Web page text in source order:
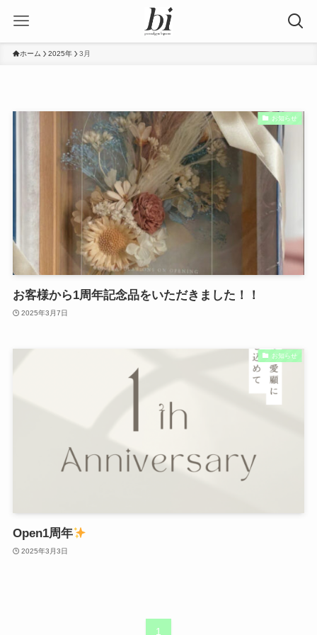
ホーム 2025年 3月
お知らせ
お客様から1周年記念品をいただきました！！
2025年3月7日
お知らせ
Open1周年
2025年3月3日
1